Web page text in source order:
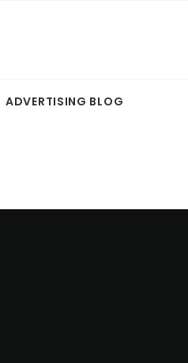
ADVERTISING BLOG